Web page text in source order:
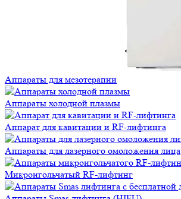
Аппараты для мезотерапии
Аппараты холодной плазмы
Аппарат для кавитации и RF-лифтинга
Аппараты для лазерного омоложения лица
Микроигольчатый RF-лифтинг